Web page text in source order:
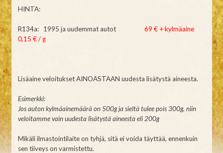
HINTA:
R134a: 1995 ja uudemmat autot
69 € + kylmäaine
0,15 € / g
Lisäaine veloitukset AINOASTAAN uudesta lisätystä aineesta.
Esimerkki:
Jos auton kylmäainemäärä on 500g ja sieltä tulee pois 300g, niin
veloitamme vain uudesta lisätystä aineesta eli 200g
Mikäli ilmastointilaite on tyhjä, sitä ei voida täyttää, ennenkuin
sen tiiveys on varmistettu.